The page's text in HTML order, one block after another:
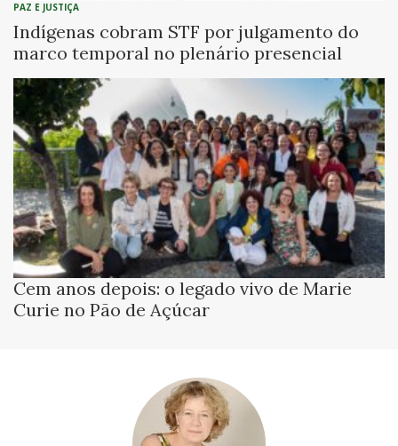
PAZ E JUSTIÇA
Indígenas cobram STF por julgamento do
marco temporal no plenário presencial
Cem anos depois: o legado vivo de Marie
Curie no Pão de Açúcar